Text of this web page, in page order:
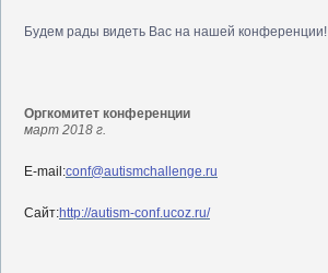
Будем рады видеть Вас на нашей конференции!
Оргкомитет конференции
март 2018 г.
E-mail :conf@autismchallenge.ru
Сайт:http://autism-conf.ucoz.ru/